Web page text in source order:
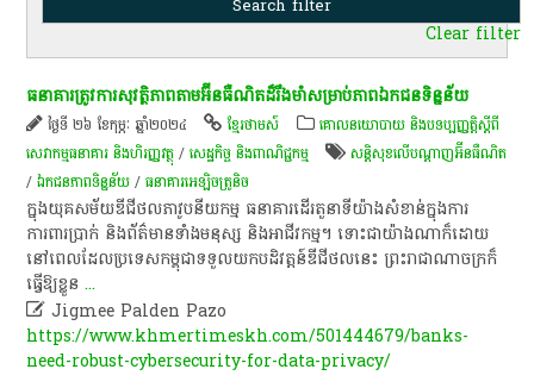
Clear filter
ធនាគារ​ត្រូវការ​សុវត្ថិភាព​តាម​អ៊ីនធឺណិត​ដ៏​រឹង​មាំ​សម្រាប់​ភាព​ឯកជន​ទិន្នន័យ​
ថ្ងៃទី ២៦ ខែកុម្ភៈ ឆ្នាំ២០២៤ ខ្មែរថាមស៍
គោលនយោបាយ និងបទប្បញ្ញត្តិស្តីពី
សេវាកម្មធនាគារ និងហិរញ្ញវត្ថុ /សេដ្ឋកិច្ច និងពាណិជ្ជកម្ម
សន្តិសុខលើបណ្តាញអ៊ីនធឺណិត
/ឯកជនភាពទិន្នន័យ /ធនាគារអេឡិចត្រូនិច
​ក្នុង​យុគសម័យ​ឌី​ជី​ថ​ល​ភាវូបនីយកម្ម​ ធនាគារ​ដើរតួ​នាទី​យ៉ាង​សំខាន់​ក្នុង​ការ​
ការពារ​ប្រាក់​ និង​ព័ត៌មាន​ទាំង​មនុស្ស​ និង​អាជីវកម្ម​។​ ទោះជា​យ៉ាងណា​ក៏​ដោយ​
នៅ​ពេល​ដែល​ប្រទេស​កម្ពុជា​ទទួលយក​បដិវត្តន៍​ឌី​ជី​ថ​ល​នេះ​ ព្រះរាជាណាចក្រ​ក៏​
ធ្វើ​ឱ្យ​ខ្លួន...
 Jigmee Palden Pazo
https://www.khmertimeskh.com/501444679/banks-
need-robust-cybersecurity-for-data-privacy/